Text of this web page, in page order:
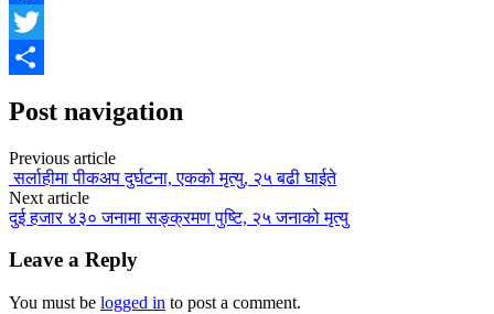
Facebook
Twitter
Post navigation
Previous article
सर्लाहीमा पीकअप दुर्घटना, एकको मृत्यु, २५ बढी घाईते
Next article
दुई हजार ४३० जनामा सङ्क्रमण पुष्टि, २५ जनाको मृत्यु
Leave a Reply
You must be logged in to post a comment.